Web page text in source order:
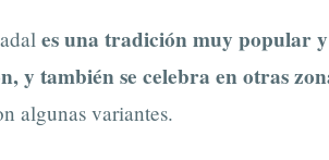
es una tradición muy popular
y también se celebra en otras
algunas variantes.